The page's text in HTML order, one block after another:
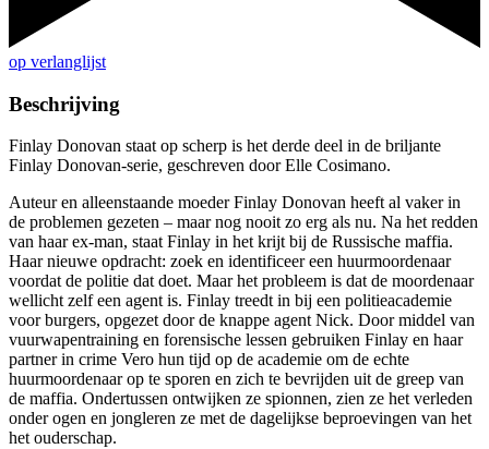
op verlanglijst
Beschrijving
Finlay Donovan staat op scherp is het derde deel in de briljante
Finlay Donovan-serie, geschreven door Elle Cosimano.
Auteur en alleenstaande moeder Finlay Donovan heeft al vaker in
de problemen gezeten – maar nog nooit zo erg als nu. Na het redden
van haar ex-man, staat Finlay in het krijt bij de Russische maffia.
Haar nieuwe opdracht: zoek en identificeer een huurmoordenaar
voordat de politie dat doet. Maar het probleem is dat de moordenaar
wellicht zelf een agent is. Finlay treedt in bij een politieacademie
voor burgers, opgezet door de knappe agent Nick. Door middel van
vuurwapentraining en forensische lessen gebruiken Finlay en haar
partner in crime Vero hun tijd op de academie om de echte
huurmoordenaar op te sporen en zich te bevrijden uit de greep van
de maffia. Ondertussen ontwijken ze spionnen, zien ze het verleden
onder ogen en jongleren ze met de dagelijkse beproevingen van het
het ouderschap.